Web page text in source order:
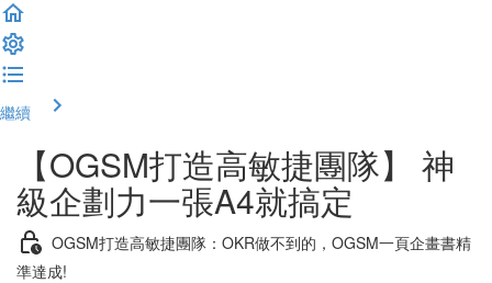
繼續
【OGSM打造高敏捷團隊】 神
級企劃力一張A4就搞定
OGSM打造高敏捷團隊：OKR做不到的，OGSM一頁企畫書精
準達成!